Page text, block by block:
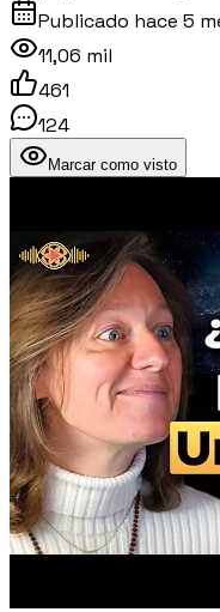
Publicado hace 5
11,06 mil
461
124
Marcar como visto